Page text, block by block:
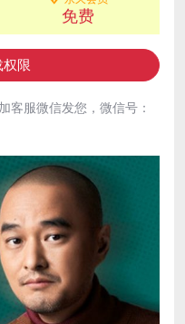
免费
权限
客服微信发您，微信号：